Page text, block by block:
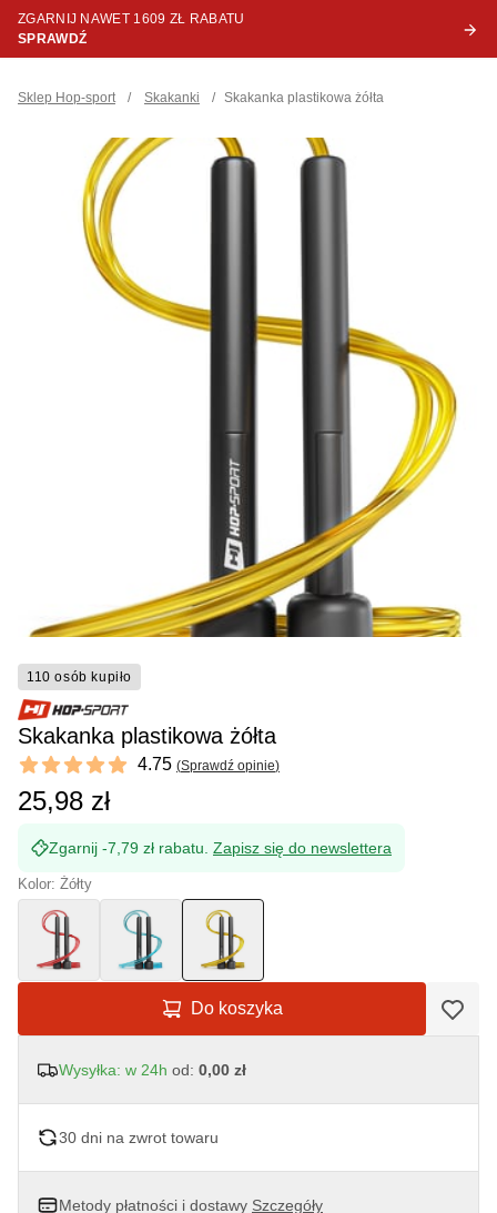
ZGARNIJ NAWET 1609 ZŁ RABATU
SPRAWDŹ
Sklep Hop-sport / Skakanki / Skakanka plastikowa żółta
110 osób kupiło
Skakanka plastikowa żółta
Reviews
4.75 out of 5 stars 4.75 (Sprawdź opinie)
25,98 zł
Zgarnij -7,79 zł rabatu. Zapisz się do newslettera
Kolor: Żółty
Do koszyka
Wysyłka: w 24h od: 0,00 zł
30 dni na zwrot towaru
Metody płatności i dostawy Szczegóły